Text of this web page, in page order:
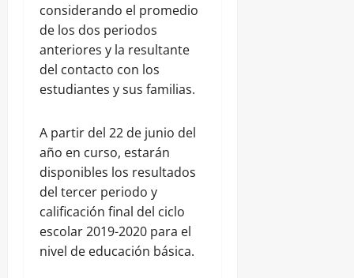
considerando el promedio
de los dos periodos
anteriores y la resultante
del contacto con los
estudiantes y sus familias.
A partir del 22 de junio del
año en curso, estarán
disponibles los resultados
del tercer periodo y
calificación final del ciclo
escolar 2019-2020 para el
nivel de educación básica.